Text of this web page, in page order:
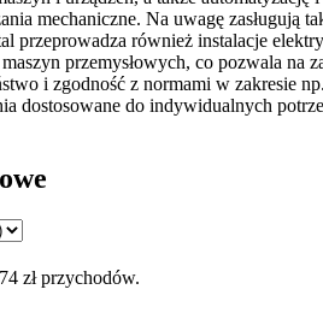
mechaniczne. Na uwagę
przeprowadza również instalacje
przemysłowych, co pozwala
i zgodność z normami w zakresie
dostosowane do indywidualnych
zł przychodów.